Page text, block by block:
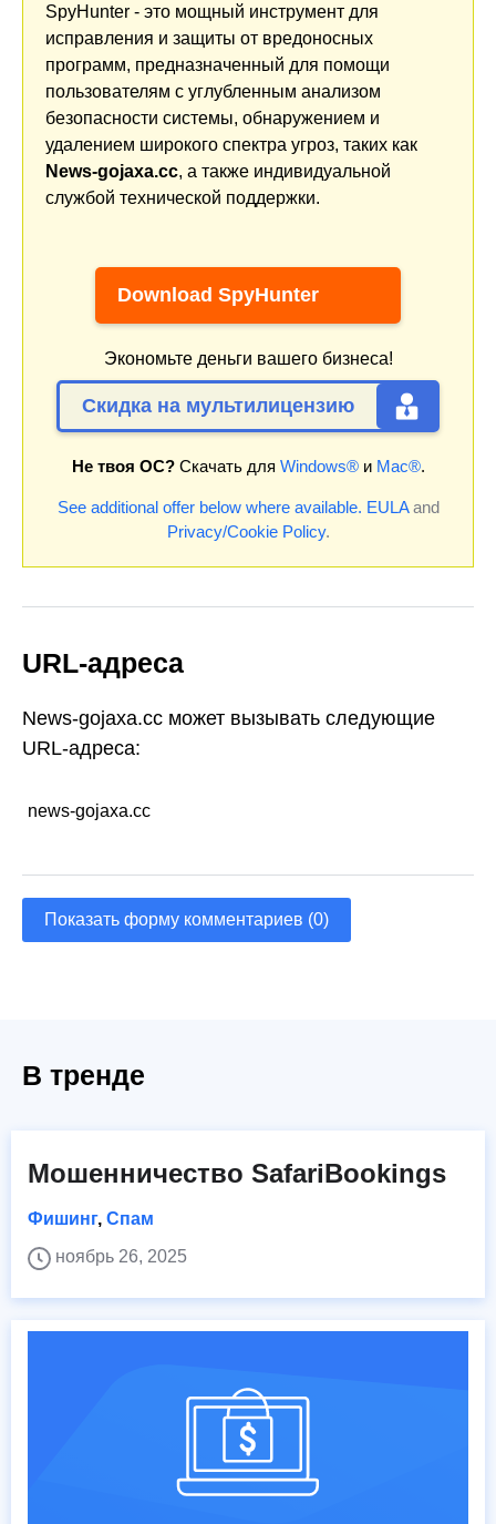
SpyHunter - это мощный инструмент для
исправления и защиты от вредоносных
программ, предназначенный для помощи
пользователям с углубленным анализом
безопасности системы, обнаружением и
удалением широкого спектра угроз, таких как
News-gojaxa.cc, а также индивидуальной
службой технической поддержки.
Download SpyHunter
Экономьте деньги вашего бизнеса!
Скидка на мультилицензию
Не твоя ОС?Скачать для Windows®и Mac®.
See additional offer below where available. EULAand
Privacy/Cookie Policy.
URL-адреса
News-gojaxa.cc может вызывать следующие
URL-адреса:
news-gojaxa.cc
Показать форму комментариев (0)
В тренде
Мошенничество SafariBookings
Фишинг, Спам
ноябрь 26, 2025